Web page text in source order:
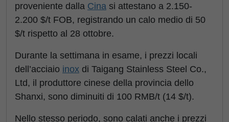
proveniente dalla Cina si attestano a 2.150-
2.200 $/t FOB, registrando un calo medio di 50
$/t rispetto al 28 ottobre.
Durante la settimana in esame, i prezzi locali
dell’acciaio inox di Taigang Stainless Steel Co.,
Ltd, il produttore cinese della provincia dello
Shanxi, sono diminuiti di 100 RMB/t (14 $/t).
Nello stesso periodo, sono calati anche i prezzi